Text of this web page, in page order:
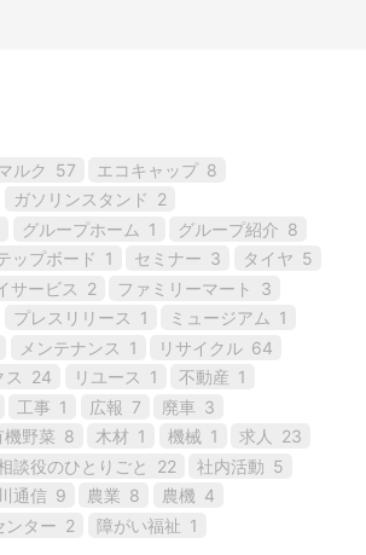
ルク 57 エコキャップ 8
ガソリンスタンド 2
グループホーム 1 グループ紹介 8
ップボード 1 セミナー 3 タイヤ 5
サービス 2 ファミリーマート
3
プレスリリース 1 ミュージアム 1
メンテナンス 1 リサイクル 64
24 リユース 1 不動産 1
工事 1 広報 7 廃車 3
機野菜 8 木材 1 機械 1 求人
23
談役のひとりごと 22 社内活動 5
通信 9 農業 8 農機 4
ンター 2 障がい福祉 1